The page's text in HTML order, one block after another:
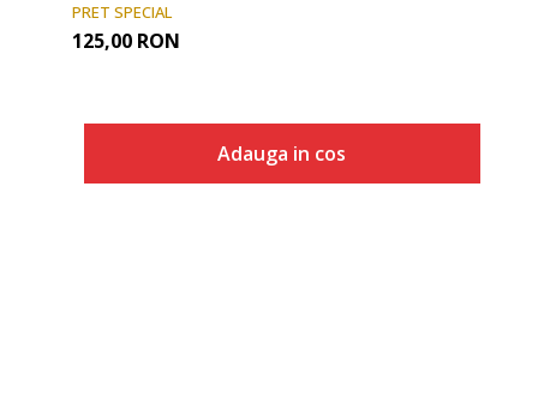
PRET SPECIAL
125,00 RON
Adauga in cos